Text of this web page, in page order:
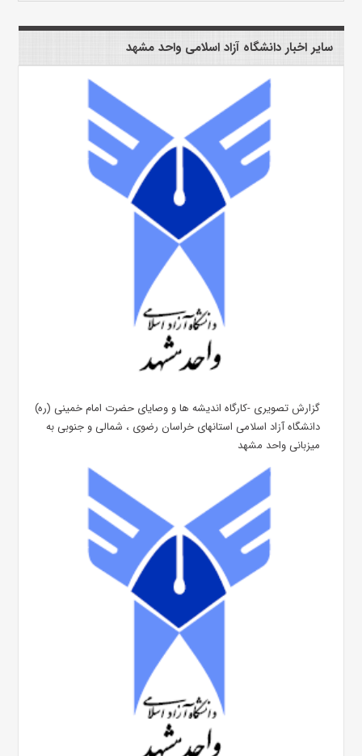
سایر اخبار دانشگاه آزاد اسلامی واحد مشهد
گزارش تصویری -کارگاه اندیشه ها و وصایای حضرت امام خمینی (ره)
دانشگاه آزاد اسلامی استانهای خراسان رضوی ، شمالی و جنوبی به
میزبانی واحد مشهد